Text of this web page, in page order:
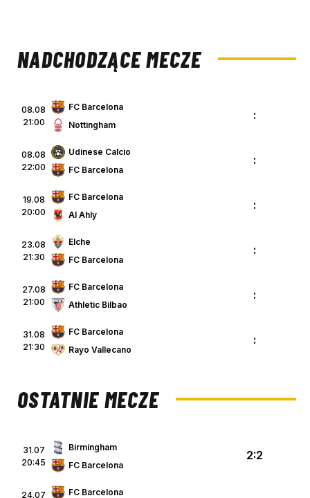
NADCHODZĄCE MECZE
08.08
21:00
FC Barcelona
Nottingham
:
08.08
22:00
Udinese Calcio
FC Barcelona
:
19.08
20:00
FC Barcelona
Al Ahly
:
23.08
21:30
Elche
FC Barcelona
:
27.08
21:00
FC Barcelona
Athletic Bilbao
:
31.08
21:30
FC Barcelona
Rayo Vallecano
:
OSTATNIE MECZE
31.07
20:45
Birmingham
FC Barcelona
2:2
24.07
FC Barcelona